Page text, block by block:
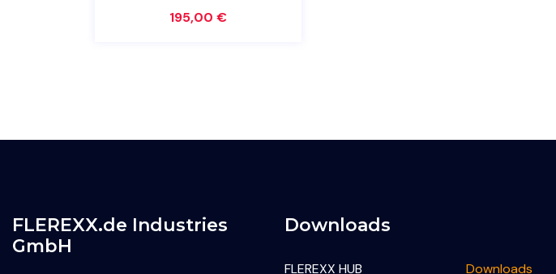
195,00 €
FLEREXX.de Industries
GmbH
Downloads
FLEREXX HUB Downloads